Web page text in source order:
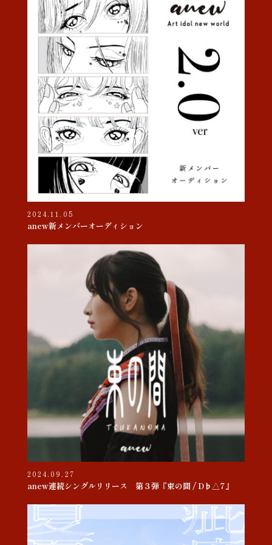
2024.11.05
anew新メンバーオーディション
2024.09.27
anew連続シングルリリース 第３弾『束の間 / D♭△7』